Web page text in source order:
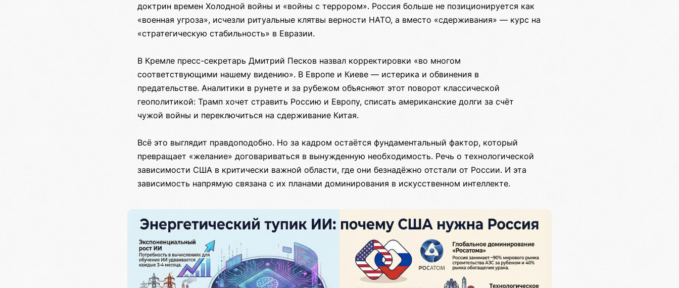
доктрин времен Холодной войны и «войны с террором». Россия больше не позиционируется как
«военная угроза», исчезли ритуальные клятвы верности НАТО, а вместо «сдерживания» — курс на
«стратегическую стабильность» в Евразии.
В Кремле пресс-секретарь Дмитрий Песков назвал корректировки «во многом
соответствующими нашему видению». В Европе и Киеве — истерика и обвинения в
предательстве. Аналитики в рунете и за рубежом объясняют этот поворот классической
геополитикой: Трамп хочет стравить Россию и Европу, списать американские долги за счёт
чужой войны и переключиться на сдерживание Китая.
Всё это выглядит правдоподобно. Но за кадром остаётся фундаментальный фактор, который
превращает «желание» договариваться в вынужденную необходимость. Речь о технологической
зависимости США в критически важной области, где они безнадёжно отстали от России. И эта
зависимость напрямую связана с их планами доминирования в искусственном интеллекте.